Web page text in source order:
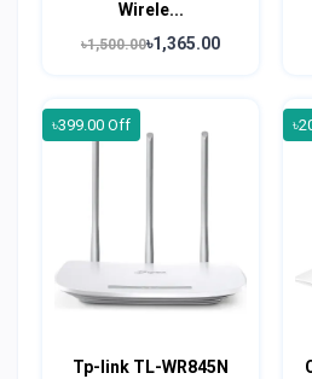
Wirele...
৳1,500.00৳1,365.00
৳399.00 Off
Tp-link TL-WR845N